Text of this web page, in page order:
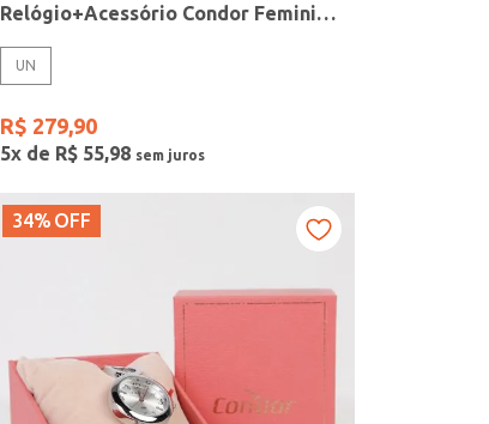
Relógio+Acessório Condor Feminino ROSE
UN
R$ 279,90
5x de R$ 55,98
34% OFF